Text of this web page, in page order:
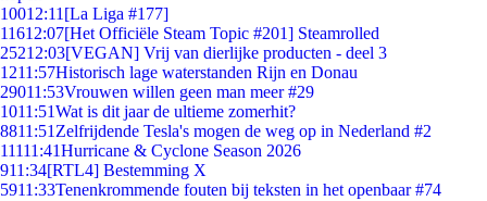
10012:11 [La Liga #177]
11612:07[Het Officiële Steam Topic #201] Steamrolled
25212:03[VEGAN] Vrij van dierlijke producten - deel 3
1211:57Historisch lage waterstanden Rijn en Donau
29011:53Vrouwen willen geen man meer #29
1011:51Wat is dit jaar de ultieme zomerhit?
8811:51 Zelfrijdende Tesla's mogen de weg op in Nederland #2
11111:41Hurricane & Cyclone Season 2026
911:34[RTL4] Bestemming X
5911:33Tenenkrommende fouten bij teksten in het openbaar #74